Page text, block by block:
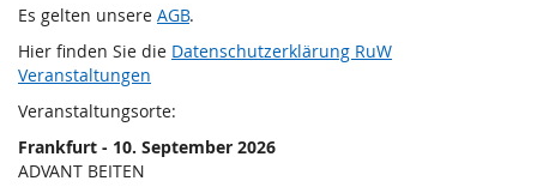
Es gelten unsere AGB.
Hier finden Sie die Datenschutzerklärung RuW
Veranstaltungen
Veranstaltungsorte:
Frankfurt - 10. September 2026
ADVANT BEITEN